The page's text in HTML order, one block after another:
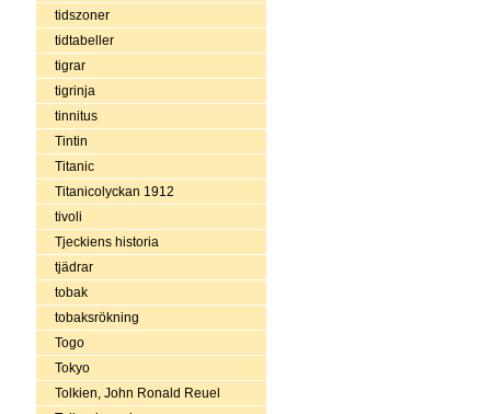
tidszoner
tidtabeller
tigrar
tigrinja
tinnitus
Tintin
Titanic
Titanicolyckan 1912
tivoli
Tjeckiens historia
tjädrar
tobak
tobaksrökning
Togo
Tokyo
Tolkien, John Ronald Reuel